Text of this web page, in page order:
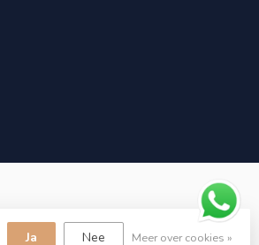
Ja Nee Meer over cookies »